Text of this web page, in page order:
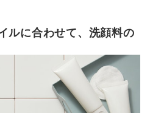
ルに合わせて、洗顔料の